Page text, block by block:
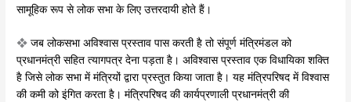
सामूहिक रूप सेलोक सभा के लिए उत्तरदायी होते हैं।
❖जब लोकसभा अविश्वास प्रस्ताव पास करतीहै तो संपूर्ण मंत्रिमंडल को
प्रधानमंत्री सहितत्यागपत्र देना पड़ता है। अविश्वास प्रस्तावएक विधायिका शक्ति
है जिसे लोक सभा मेंमंत्रियों द्वारा प्रस्तुत किया जाता है। यहमंत्रिपरिषद में विश्वास
की कमी को इंगितकरता है। मंत्रिपरिषद की कार्यप्रणाली प्रधानमंत्रीकी